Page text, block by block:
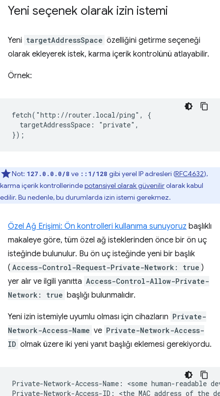
Yeni seçenek olarak izin istemi
Yeni targetAddressSpace özelliğini getirme seçeneği
olarak ekleyerek istek, karma içerik kontrolünü atlayabilir.
Örnek:
fetch("http://router.local/ping", {
  targetAddressSpace: "private",
Not: 127.0.0.0/8 ve ::1/128 gibi yerel IP adresleri (RFC4632),
karma içerik kontrollerindepotansiyel olarak güvenilirolarak kabul
edilir. Bu nedenle, bu durumlarda izin istemi gerekmez.
Özel Ağ Erişimi: Ön kontrolleri kullanıma sunuyoruz başlıklı
makaleye göre, tüm özel ağ isteklerinden önce bir ön uç
isteğinde bulunulur. Bu ön uç isteğinde yeni bir başlık
( Access-Control-Request-Private-Network: true )
yer alır ve ilgili yanıtta Access-Control-Allow-Private-
Network: true başlığı bulunmalıdır.
Yeni izin istemiyle uyumlu olması için cihazların Private-
Network-Access-Name ve Private-Network-Access-
ID olmak üzere iki yeni yanıt başlığı eklemesi gerekiyordu.
Private-Network-Access-Name: <some human-readable